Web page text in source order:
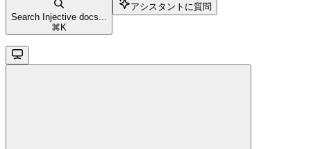
Search Injective docs...
⌘ K
アシスタントに質問